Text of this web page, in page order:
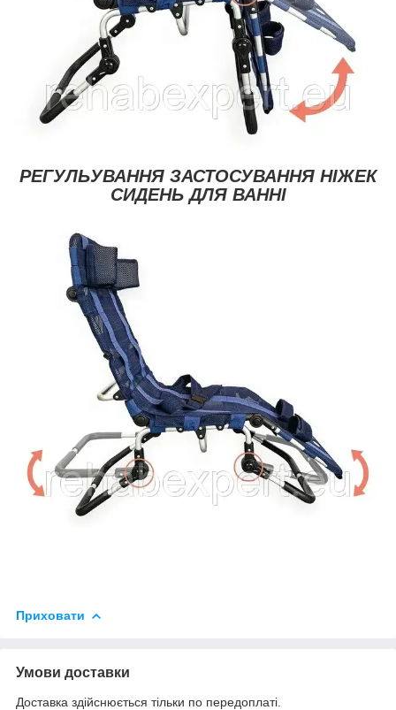
РЕГУЛЬУВАННЯ ЗАСТОСУВАННЯ НІЖЕК
СИДЕНЬ ДЛЯ ВАННІ
Приховати
Умови доставки
Доставка здійснюється тільки по передоплаті.